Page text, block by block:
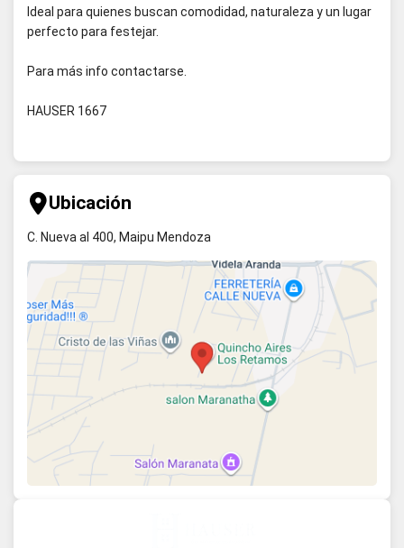
Ideal para quienes buscan comodidad, naturaleza y un lugar
perfecto para festejar.
Para más info contactarse.
HAUSER 1667
Ubicación
C. Nueva al 400, Maipu Mendoza